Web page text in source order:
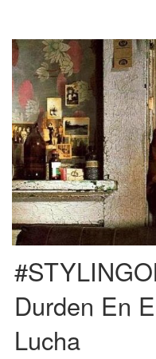
Estamos ante uno de los
es que el objetivo de un […]
Durden En
Lucha